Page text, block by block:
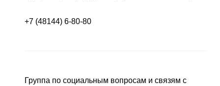
+7 (48144) 6-80-80
Группа по социальным вопросам и связям с